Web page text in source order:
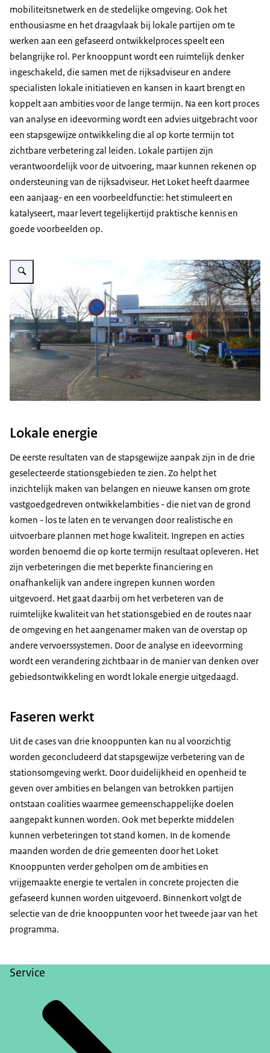
mobiliteitsnetwerk en de stedelijke omgeving. Ook het
enthousiasme en het draagvlaak bij lokale partijen om te
werken aan een gefaseerd ontwikkelproces speelt een
belangrijke rol. Per knooppunt wordt een ruimtelijk denker
ingeschakeld, die samen met de rijksadviseur en andere
specialisten lokale initiatieven en kansen in kaart brengt en
koppelt aan ambities voor de lange termijn. Na een kort proces
van analyse en ideevorming wordt een advies uitgebracht voor
een stapsgewijze ontwikkeling die al op korte termijn tot
zichtbare verbetering zal leiden. Lokale partijen zijn
verantwoordelijk voor de uitvoering, maar kunnen rekenen op
ondersteuning van de rijksadviseur. Het Loket heeft daarmee
een aanjaag- en een voorbeeldfunctie: het stimuleert en
katalyseert, maar levert tegelijkertijd praktische kennis en
goede voorbeelden op.
Vergroot afbeelding Loket Knooppunten
Lokale energie
De eerste resultaten van de stapsgewijze aanpak zijn in de drie
geselecteerde stationsgebieden te zien. Zo helpt het
inzichtelijk maken van belangen en nieuwe kansen om grote
vastgoedgedreven ontwikkelambities - die niet van de grond
komen - los te laten en te vervangen door realistische en
uitvoerbare plannen met hoge kwaliteit. Ingrepen en acties
worden benoemd die op korte termijn resultaat opleveren. Het
zijn verbeteringen die met beperkte financiering en
onafhankelijk van andere ingrepen kunnen worden
uitgevoerd. Het gaat daarbij om het verbeteren van de
ruimtelijke kwaliteit van het stationsgebied en de routes naar
de omgeving en het aangenamer maken van de overstap op
andere vervoerssystemen. Door de analyse en ideevorming
wordt een verandering zichtbaar in de manier van denken over
gebiedsontwikkeling en wordt lokale energie uitgedaagd.
Faseren werkt
Uit de cases van drie knooppunten kan nu al voorzichtig
worden geconcludeerd dat stapsgewijze verbetering van de
stationsomgeving werkt. Door duidelijkheid en openheid te
geven over ambities en belangen van betrokken partijen
ontstaan coalities waarmee gemeenschappelijke doelen
aangepakt kunnen worden. Ook met beperkte middelen
kunnen verbeteringen tot stand komen. In de komende
maanden worden de drie gemeenten door het Loket
Knooppunten verder geholpen om de ambities en
vrijgemaakte energie te vertalen in concrete projecten die
gefaseerd kunnen worden uitgevoerd. Binnenkort volgt de
selectie van de drie knooppunten voor het tweede jaar van het
programma.
Service